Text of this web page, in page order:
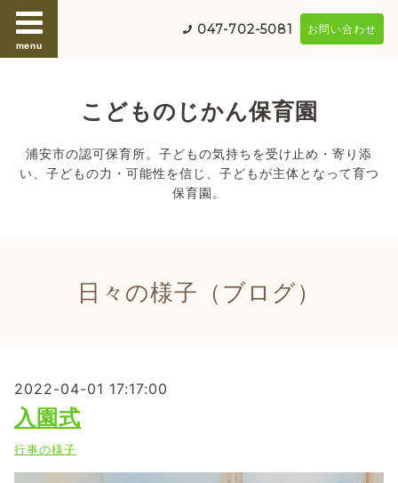
menu
047-702-5081 お問い合わせ
こどものじかん保育園
浦安市の認可保育所。子どもの気持ちを受け止め・寄り添
い、子どもの力・可能性を信じ、子どもが主体となって育つ
保育園。
日々の様子（ブログ）
2022-04-01 17:17:00
入園式
行事の様子